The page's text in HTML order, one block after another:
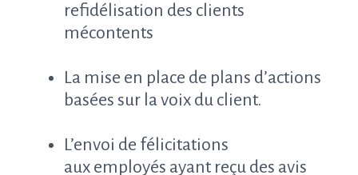
refidélisation des clients
mécontents
La mise en place de plans d’actions
basées sur la voix du client.
L’envoi de félicitations
aux employés ayant reçu des avis